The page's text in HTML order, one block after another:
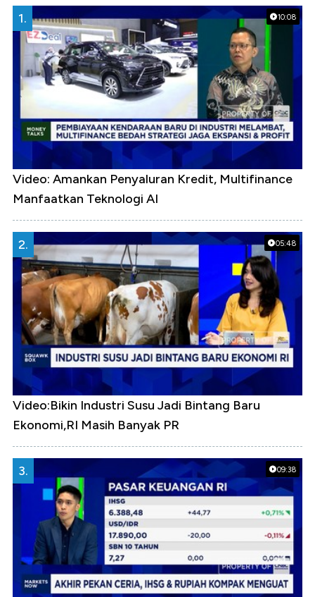
10:08
1.
Video: Amankan Penyaluran Kredit, Multifinance
Manfaatkan Teknologi AI
05:48
2.
Video:Bikin Industri Susu Jadi Bintang Baru
Ekonomi,RI Masih Banyak PR
09:38
3.